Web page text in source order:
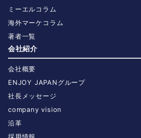
ミーエルコラム
海外マーケコラム
著者一覧
会社紹介
会社概要
ENJOY JAPANグループ
社長メッセージ
company vision
沿革